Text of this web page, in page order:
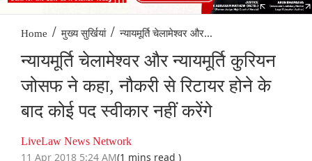
Home / मुख्य सुर्खियां / न्यायमूर्ति चेलामेश्वर और...
न्यायमूर्ति चेलामेश्वर और न्यायमूर्ति कुरियन
जोसफ ने कहा, नौकरी से रिटायर होने के
बाद कोई पद स्वीकार नहीं करेंगे
LiveLaw News Network
11 Apr 2018 5:24 AM(1 mins read )